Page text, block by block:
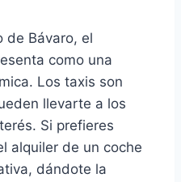
de Bávaro, el
como una
Los taxis son
llevarte a los
Si prefieres
alquiler de un coche
dándote la